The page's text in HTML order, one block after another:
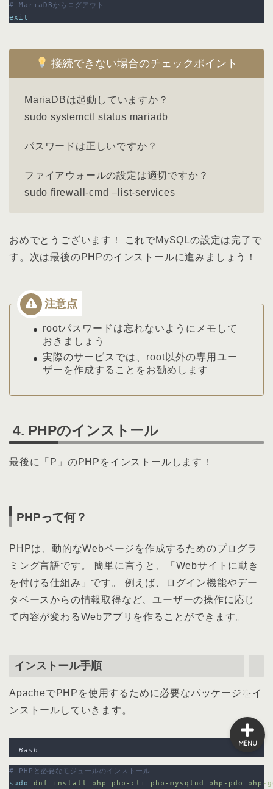
# MariaDBからログアウト
exit
接続できない場合のチェックポイント
MariaDBは起動していますか？
sudo systemctl status mariadb
パスワードは正しいですか？
ファイアウォールの設定は適切ですか？
sudo firewall-cmd –list-services
おめでとうございます！ これでMySQLの設定は完了で
す。次は最後のPHPのインストールに進みましょう！
rootパスワードは忘れないようにメモして
おきましょう
実際のサービスでは、root以外の専用ユー
ザーを作成することをお勧めします
4. PHPのインストール
最後に「P」のPHPをインストールします！
PHPって何？
PHPは、動的なWebページを作成するためのプログラ
ミング言語です。 簡単に言うと、「Webサイトに動き
を付ける仕組み」です。 例えば、ログイン機能やデー
タベースからの情報取得など、ユーザーの操作に応じ
て内容が変わるWebアプリを作ることができます。
インストール手順
ApacheでPHPを使用するために必要なパッケージをイ
ンストールしていきます。
Bash
# PHPと必要なモジュールのインストール
sudo
dnf install php php-cli php-mysqlnd php-pdo php-
MENU
HOME
CONTACT